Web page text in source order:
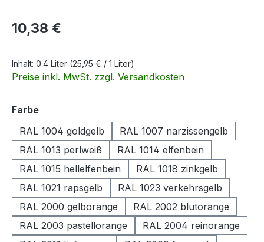
Regulärer Preis:
10,38 €
Inhalt: 0.4 Liter (25,95 € / 1 Liter)
Preise inkl. MwSt. zzgl. Versandkosten
Farbeauswählen
RAL 1004 goldgelb
RAL 1007 narzissengelb
RAL 1013 perlweiß
RAL 1014 elfenbein
RAL 1015 hellelfenbein
RAL 1018 zinkgelb
RAL 1021 rapsgelb
RAL 1023 verkehrsgelb
RAL 2000 gelborange
RAL 2002 blutorange
RAL 2003 pastellorange
RAL 2004 reinorange